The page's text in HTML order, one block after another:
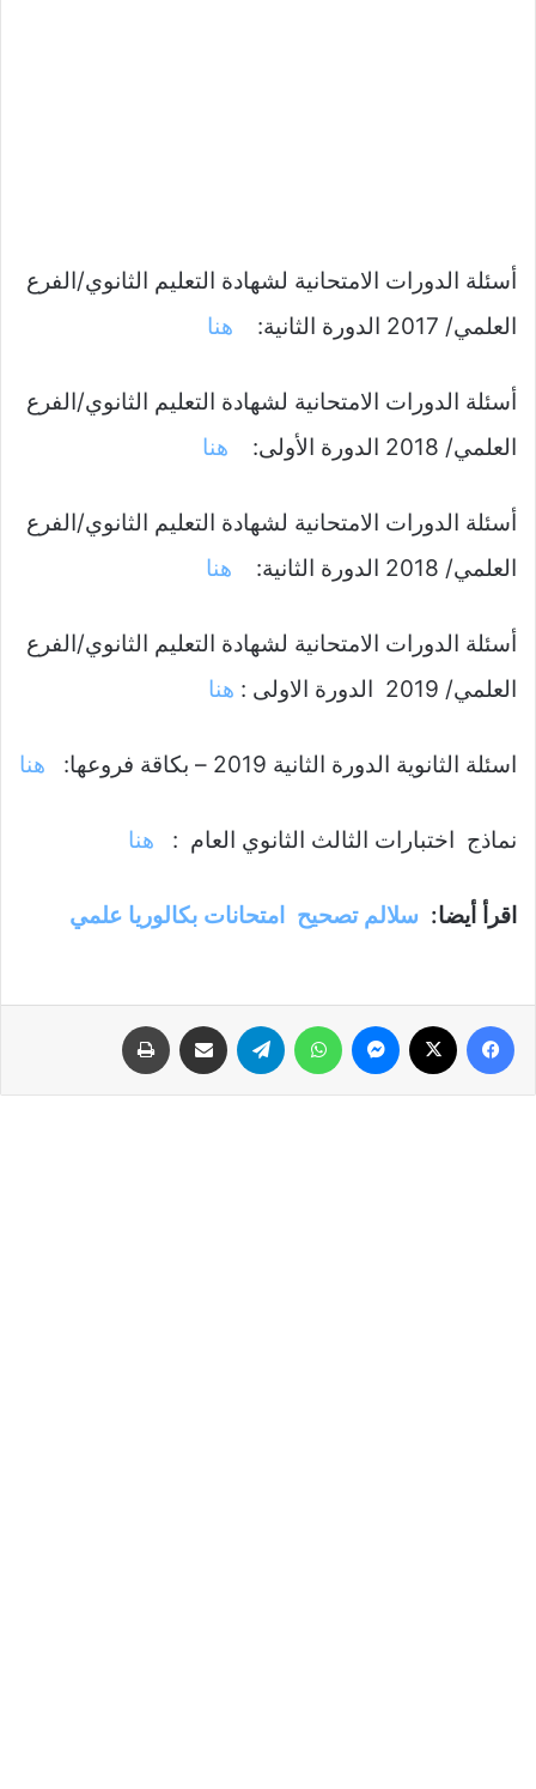
أسئلة الدورات الامتحانية لشهادة التعليم الثانوي/الفرع
العلمي/ 2017 الدورة الثانية:
هنا
أسئلة الدورات الامتحانية لشهادة التعليم الثانوي/الفرع
العلمي/ 2018 الدورة الأولى:
هنا
أسئلة الدورات الامتحانية لشهادة التعليم الثانوي/الفرع
العلمي/ 2018 الدورة الثانية:
هنا
أسئلة الدورات الامتحانية لشهادة التعليم الثانوي/الفرع
العلمي/ 2019 الدورة الاولى :
هنا
اسئلة الثانوية الدورة الثانية 2019 – بكاقة فروعها: هنا
نماذج اختبارات الثالث الثانوي العام : هنا
اقرأ أيضا: سلالم تصحيح امتحانات بكالوريا علمي
فيسبوك ماسنجر واتساب تيلقرام مشاركة عبر البريد